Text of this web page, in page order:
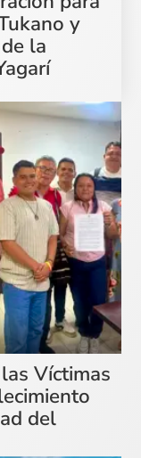
y
la
Víctimas
del